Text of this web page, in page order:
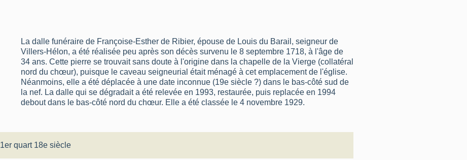
La dalle funéraire de Françoise-Esther de Ribier, épouse de Louis du Barail, seigneur de
Villers-Hélon, a été réalisée peu après son décès survenu le 8 septembre 1718, à l'âge de
34 ans. Cette pierre se trouvait sans doute à l'origine dans la chapelle de la Vierge (collatéral
nord du chœur), puisque le caveau seigneurial était ménagé à cet emplacement de l'église.
Néanmoins, elle a été déplacée à une date inconnue (19e siècle ?) dans le bas-côté sud de
la nef. La dalle qui se dégradait a été relevée en 1993, restaurée, puis replacée en 1994
debout dans le bas-côté nord du chœur. Elle a été classée le 4 novembre 1929.
1er quart 18e siècle